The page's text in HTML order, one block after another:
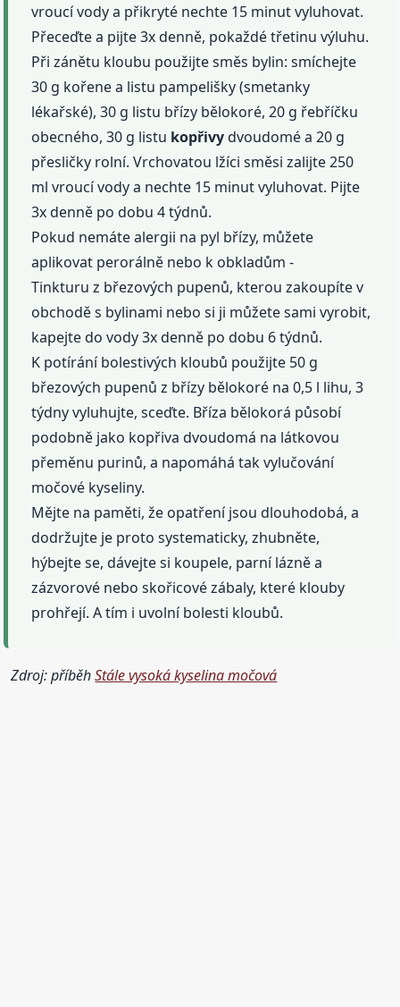
vroucí vody a přikryté nechte 15 minut vyluhovat.
Přeceďte a pijte 3x denně, pokaždé třetinu výluhu.
Při zánětu kloubu použijte směs bylin: smíchejte
30 g kořene a listu pampelišky (smetanky
lékařské), 30 g listu břízy bělokoré, 20 g řebříčku
obecného, 30 g listu kopřivydvoudomé a 20 g
přesličky rolní. Vrchovatou lžíci směsi zalijte 250
ml vroucí vody a nechte 15 minut vyluhovat. Pijte
3x denně po dobu 4 týdnů.
Pokud nemáte alergii na pyl břízy, můžete
aplikovat perorálně nebo k obkladům -
Tinkturu z březových pupenů, kterou zakoupíte v
obchodě s bylinami nebo si ji můžete sami vyrobit,
kapejte do vody 3x denně po dobu 6 týdnů.
K potírání bolestivých kloubů použijte 50 g
březových pupenů z břízy bělokoré na 0,5 l lihu, 3
týdny vyluhujte, sceďte. Bříza bělokorá působí
podobně jako kopřiva dvoudomá na látkovou
přeměnu purinů, a napomáhá tak vylučování
močové kyseliny.
Mějte na paměti, že opatření jsou dlouhodobá, a
dodržujte je proto systematicky, zhubněte,
hýbejte se, dávejte si koupele, parní lázně a
zázvorové nebo skořicové zábaly, které klouby
prohřejí. A tím i uvolní bolesti kloubů.
Zdroj: příběhStále vysoká kyselina močová